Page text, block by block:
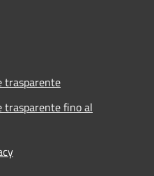
trasparente
trasparente fino al